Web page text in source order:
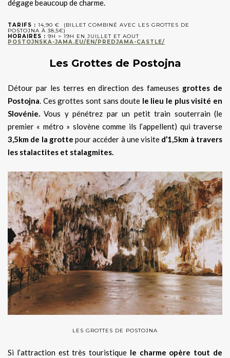
dégage beaucoup de charme.
TARIFS : 14,90 €
(BILLET COMBINÉ AVEC LES GROTTES DE
POSTOJNA À 38,5€)
HORAIRES : 9H > 19H EN JUILLET ET AOUT
POSTOJNSKA-JAMA.EU/EN/PREDJAMA-CASTLE/
Les Grottes de Postojna
Détour par les terres en direction des fameuses grottes de
Postojna. Ces grottes sont sans doute le lieu le plus visité en
Slovénie. Vous y pénétrez par un petit train souterrain (le
premier « métro » slovène comme ils l’appellent) qui traverse
3,5km de la grotte pour accéder à une visite d’1,5km à travers
les stalactites et stalagmites.
LES GROTTES DE POSTOJNA
Si l’attraction est très touristique le charme opère tout de